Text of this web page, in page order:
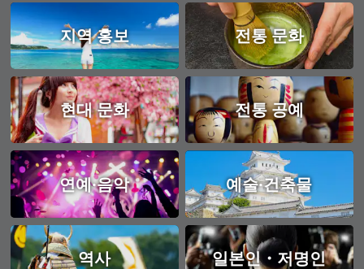
지역 홍보 전통 문화
현대 문화 전통 공예
연예·음악 예술·건축물
역사 일본인・저명인